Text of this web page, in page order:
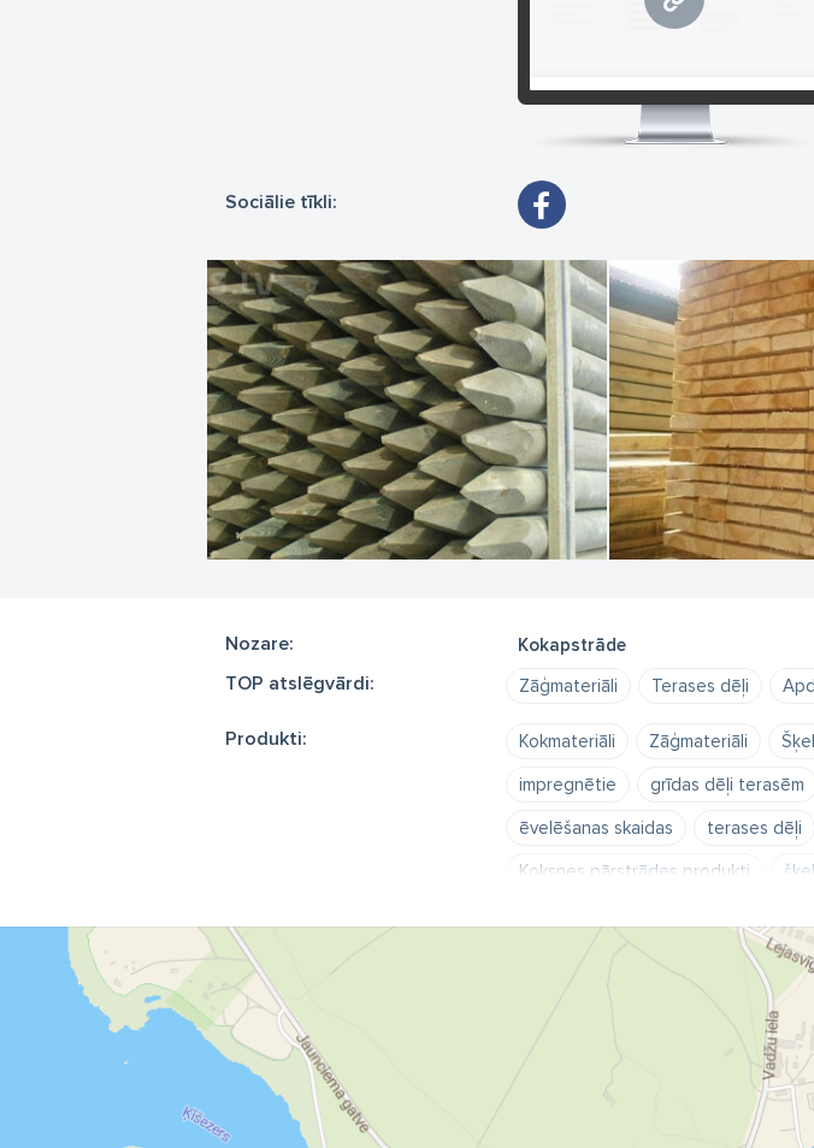
Sociālie tīkli:
Nozare: Kokapstrāde
TOP atslēgvārdi: Zāģmateriāli Terases dēļi
Produkti: Kokmateriāli Zāģmateriāli
impregnētie
grīdas dēļi terasēm
ēvelēšanas skaidas
terases dēļi
Koksnes pārstrādes produkti
priede